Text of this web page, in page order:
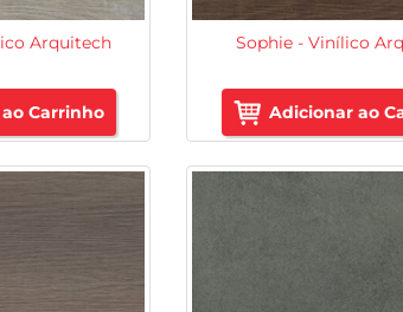
Arquitech
Carrinho
Sophie - Vinílico
Adicionar ao